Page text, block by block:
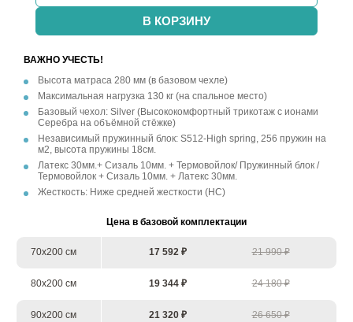
В КОРЗИНУ
ВАЖНО УЧЕСТЬ!
Высота матраса 280 мм (в базовом чехле)
Максимальная нагрузка 130 кг (на спальное место)
Базовый чехол: Silver (Высококомфортный трикотаж с ионами
Серебра на объёмной стёжке)
Независимый пружинный блок: S512-High spring, 256 пружин на
м2, высота пружины 18см.
Латекс 30мм.+ Сизаль 10мм. + Термовойлок/ Пружинный блок /
Термовойлок + Сизаль 10мм. + Латекс 30мм.
Жесткость: Ниже средней жесткости (НС)
Цена в базовой комплектации
70х200 см 17 592 ₽ 21 990 ₽
80х200 см 19 344 ₽ 24 180 ₽
90х200 см 21 320 ₽ 26 650 ₽